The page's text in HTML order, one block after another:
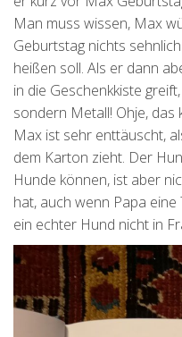
Man muss wissen, Max
Geburtstag nichts
heißen soll. Als er dann
in die Geschenkkiste
sondern Metall! Ohje, das
Max ist sehr enttäuscht,
dem Karton zieht. Der
Hunde können, ist aber
hat, auch wenn Papa
ein echter Hund nicht in